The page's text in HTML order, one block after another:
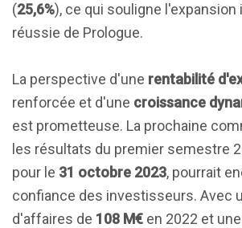
(25,6%), ce qui souligne l'expansion
réussie de Prologue.
La perspective d'une rentabilité
renforcée et d'une croissance
est prometteuse. La prochaine
les résultats du premier semestre
pour le 31 octobre 2023, pourrait
confiance des investisseurs. Avec
d'affaires de 108 M€ en 2022 et